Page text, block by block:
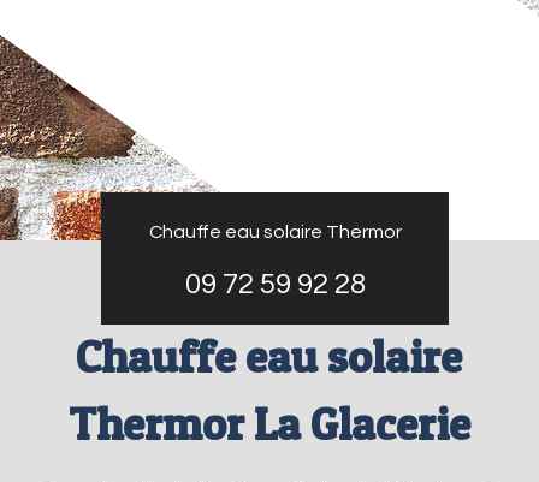
Chauffe eau solaire Thermor
09 72 59 92 28
Chauffe eau solaire
Thermor La Glacerie